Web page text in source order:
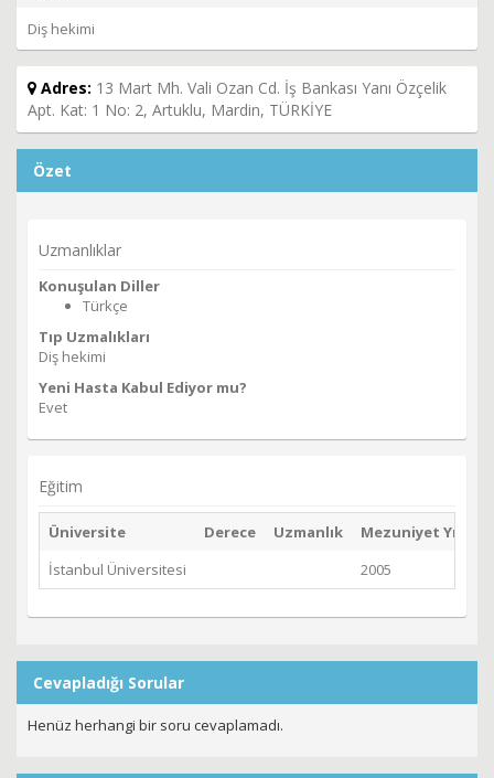
Diş hekimi
Adres: 13 Mart Mh. Vali Ozan Cd. İş Bankası Yanı Özçelik
Apt. Kat: 1 No: 2, Artuklu, Mardin, TÜRKİYE
Özet
Uzmanlıklar
Konuşulan Diller
Türkçe
Tıp Uzmalıkları
Diş hekimi
Yeni Hasta Kabul Ediyor mu?
Evet
Eğitim
Üniversite Derece Uzmanlık
Mezuniyet Yılı
İstanbul Üniversitesi
2005
Cevapladığı Sorular
Henüz herhangi bir soru cevaplamadı.